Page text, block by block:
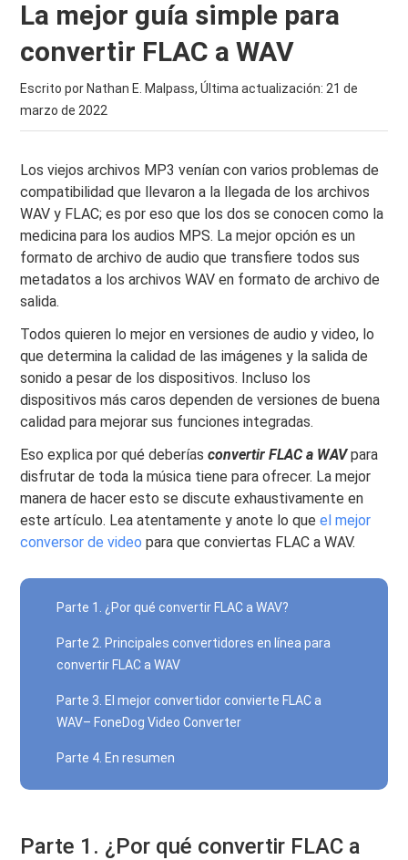
La mejor guía simple para
convertir FLAC a WAV
Escrito por Nathan E. Malpass, Última actualización: 21 de
marzo de 2022
Los viejos archivos MP3 venían con varios problemas de
compatibilidad que llevaron a la llegada de los archivos
WAV y FLAC; es por eso que los dos se conocen como la
medicina para los audios MPS. La mejor opción es un
formato de archivo de audio que transfiere todos sus
metadatos a los archivos WAV en formato de archivo de
salida.
Todos quieren lo mejor en versiones de audio y video, lo
que determina la calidad de las imágenes y la salida de
sonido a pesar de los dispositivos. Incluso los
dispositivos más caros dependen de versiones de buena
calidad para mejorar sus funciones integradas.
Eso explica por qué deberíasconvertir FLAC a WAVpara
disfrutar de toda la música tiene para ofrecer. La mejor
manera de hacer esto se discute exhaustivamente en
este artículo. Lea atentamente y anote lo queel mejor
conversor de video para que conviertas FLAC a WAV.
Parte 1. ¿Por qué convertir FLAC a WAV?
Parte 2. Principales convertidores en línea para
convertir FLAC a WAV
Parte 3. El mejor convertidor convierte FLAC a
WAV– FoneDog Video Converter
Parte 4. En resumen
Parte 1. ¿Por qué convertir FLAC a